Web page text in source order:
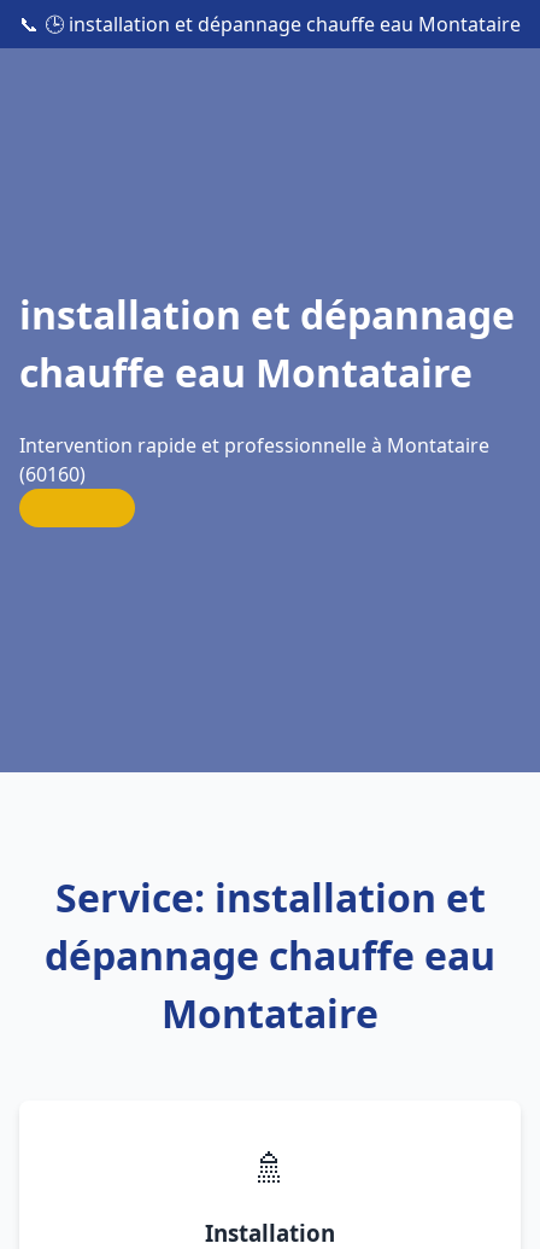
📞 🕒 installation et dépannage chauffe eau Montataire
installation et dépannage
chauffe eau Montataire
Intervention rapide et professionnelle à Montataire
(60160)
Service: installation et
dépannage chauffe eau
Montataire
🚿
Installation